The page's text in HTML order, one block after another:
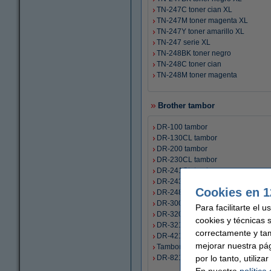
TN-247C toner cian XL
TN-247M toner magenta XL
TN-247Y toner amarillo XL
TN-247 serie XL
TN-248BK toner negro
TN-248C toner cian
TN-248M toner magenta
Brother tambor
DR-100 tambor
DR-130CL tambor
DR-200 tambor
DR-230CL tambor
DR-241CL tambor
DR-243CL tambor
DR-248CL tambor
DR-300 tambor
DR-320CL tambor
DR-321CL tambor
DR-421CL tambor
Tambor DR-625CL
DR-821CL tambor
Cookies en
Para facilitarte el
cookies y técnicas
correctamente y
mejorar nuestra
por lo tanto,